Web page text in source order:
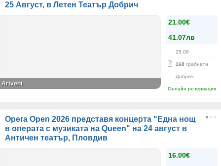
25 Август, в Летен Театър Добрич
21.00€
41.07лв
25.08
168 грабнати
Добрич
Онлайн резервация
Artvent
Opera Open 2026 представя концерта "Една нощ
в операта с музиката на Queen" на 24 август в
Античен театър, Пловдив
16.00€